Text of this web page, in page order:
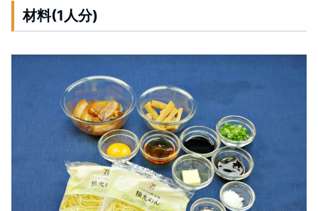
材料(1人分)